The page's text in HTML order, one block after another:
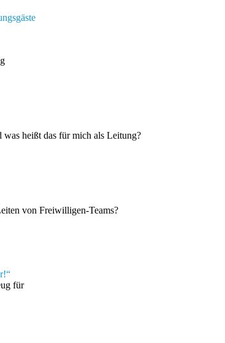
was heißt das für mich als Leitung?
von Freiwilligen-Teams?
für